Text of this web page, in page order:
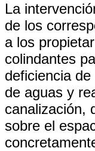
La
de los
a los
colindantes
deficiencia
de aguas y
canalización,
sobre el